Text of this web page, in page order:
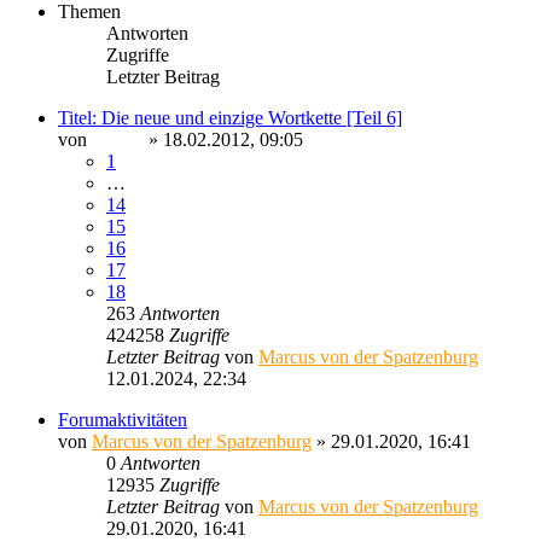
Themen
Antworten
Zugriffe
Letzter Beitrag
Titel: Die neue und einzige Wortkette [Teil 6]
von
» 18.02.2012, 09:05
1
…
14
15
16
17
18
263Antworten
424258 Zugriffe
Letzter Beitrag von Marcus von der Spatzenburg
12.01.2024, 22:34
Forumaktivitäten
von Marcus von der Spatzenburg » 29.01.2020, 16:41
0Antworten
12935 Zugriffe
Letzter Beitrag von Marcus von der Spatzenburg
29.01.2020, 16:41